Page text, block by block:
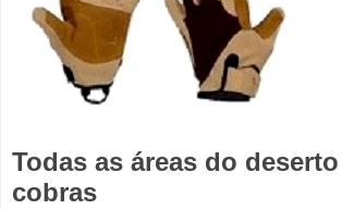
Todas as áreas do
cobras